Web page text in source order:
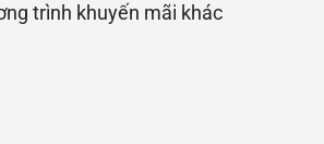
trình khuyến mãi khác